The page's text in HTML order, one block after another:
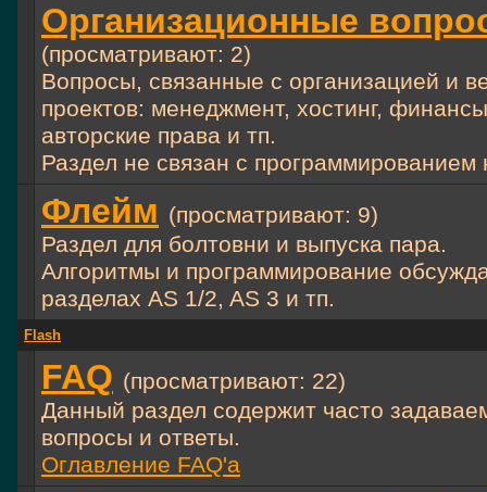
Организационные
(просматривают: 2)
Вопросы, связанные с организацией и
проектов: менеджмент, хостинг,
авторские права и тп.
Раздел не связан с
Флейм (просматривают: 9)
Раздел для болтовни и выпуска пара.
Алгоритмы и программирование
разделах AS 1/2, AS 3 и тп.
Flash
FAQ (просматривают: 22)
Данный раздел содержит часто
вопросы и ответы.
Оглавление FAQ'а